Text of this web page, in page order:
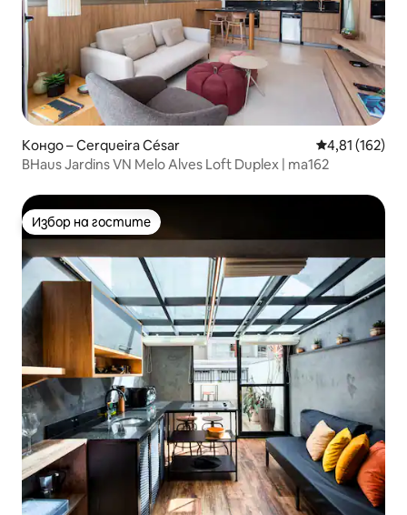
Кондо – Cerqueira César Средна
4,81 (162)
BHaus Jardins VN Melo Alves Loft Duplex | ma162
Избор на гостите
Избор на гостите